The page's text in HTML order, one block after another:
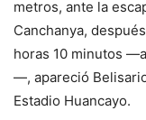
metros, ante la
Canchanya,
horas 10 minutos
—, apareció
Estadio Huancayo.